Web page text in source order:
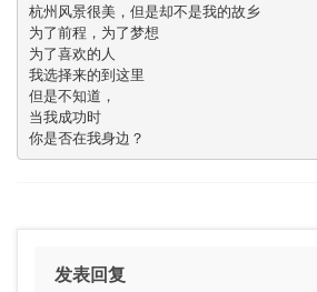
杭州风景很美，但是却不是我的故乡
为了前程，为了梦想
为了喜欢的人
我选择来的到这里
但是不知道，
当我成功时
你是否在我身边？
发表回复